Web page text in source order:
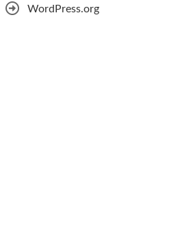
WordPress.org